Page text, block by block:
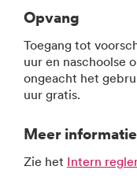
Opvang
Toegang tot
uur en naschoolse
ongeacht het
uur gratis.
Meer informatie
Zie het Intern